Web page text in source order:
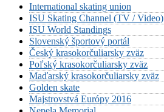
International skating union
ISU Skating Channel (TV / Video)
ISU World Standings
Slovenský športový portál
Český krasokorčuliarsky zväz
Poľský krasokorčuliarsky zväz
Maďarský krasokorčuliarsky zväz
Golden skate
Majstrovstvá Európy 2016